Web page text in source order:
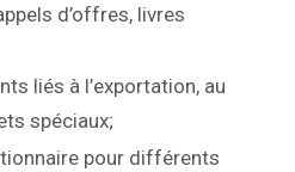
d’offres, livres
liés à l’exportation, au
spéciaux;
pour différents